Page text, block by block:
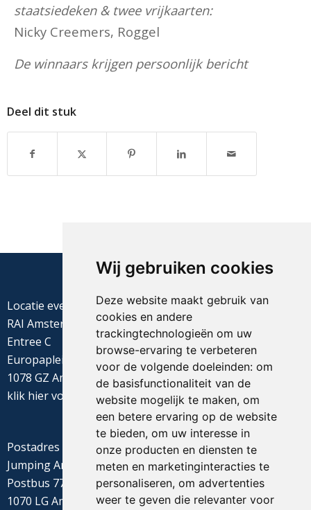
Wij gebruiken cookies
Deze website maakt gebruik van
cookies en andere
trackingtechnologieën om uw
browse-ervaring te verbeteren
voor de volgende doeleinden: om
de basisfunctionaliteit van de
website mogelijk te maken, om
een betere ervaring op de website
te bieden, om uw interesse in
onze producten en diensten te
meten en marketinginteracties te
personaliseren, om advertenties
weer te geven die relevanter voor
staatsiedeken & twee vrijkaarten:
Nicky Creemers, Roggel
De winnaars krijgen persoonlijk bericht
Deel dit stuk
Locatie evenement
RAI Amsterdam
Entree C
Europaplein 22
1078 GZ Amsterdam
klik hiervoor de routebeschrijving
Postadres
Jumping Amsterdam
Postbus 77655
1070 LG Amsterdam